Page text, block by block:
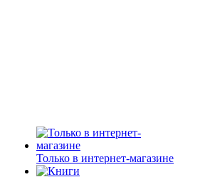
Только в интернет-магазине